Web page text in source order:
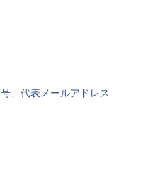
、代表メールアドレス